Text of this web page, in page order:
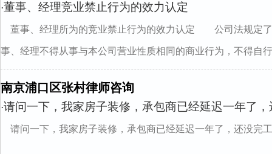
·董事、经理竞业禁止行为的效力认定
董事、经理所为的竞业禁止行为的效力认定 公司法规定了
事、经理不得从事与本公司营业性质相同的商业行为，不得自
南京浦口区张村律师咨询
·请问一下，我家房子装修，承包商已经延迟一年了
请问一下，我家房子装修，承包商已经延迟一年了，还没完